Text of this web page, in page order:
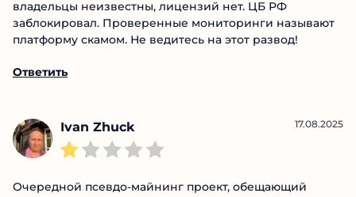
владельцы неизвестны, лицензий нет. ЦБ РФ
заблокировал. Проверенные мониторинги
называют платформу скамом. Не ведитесь на этот
Ivan Zhuck